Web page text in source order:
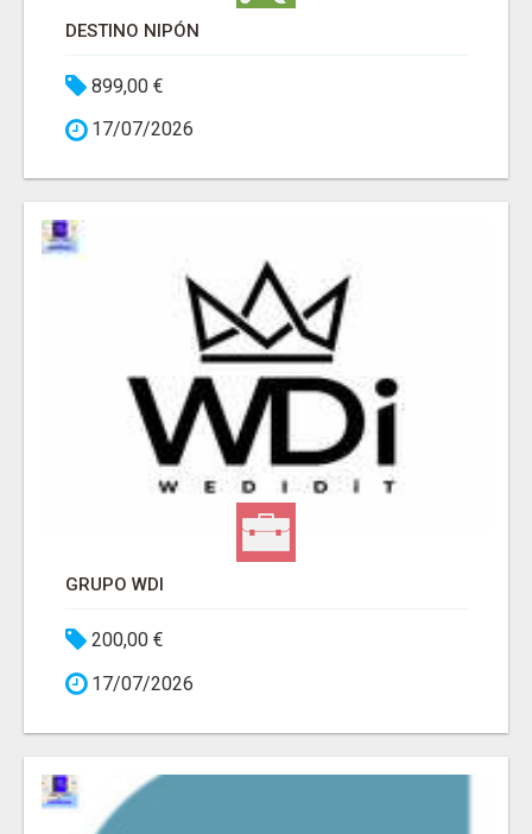
DESTINO NIPÓN
899,00 €
17/07/2026
GRUPO WDI
200,00 €
17/07/2026